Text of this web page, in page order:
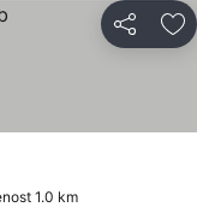
Deli
1.0 km